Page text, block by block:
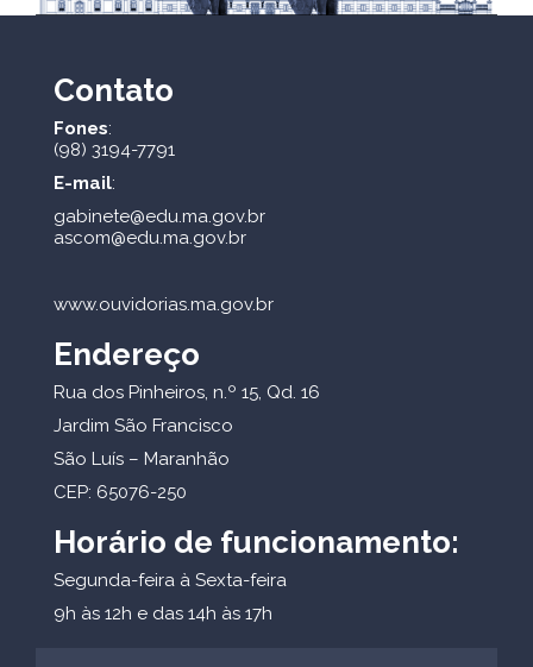
Contato
Fones:
(98) 3194-7791
E-mail:
gabinete@edu.ma.gov.br
ascom@edu.ma.gov.br
www.ouvidorias.ma.gov.br
Endereço
Rua dos Pinheiros, n.º 15, Qd. 16
Jardim São Francisco
São Luís – Maranhão
CEP: 65076-250
Horário de funcionamento:
Segunda-feira à Sexta-feira
9h às 12h e das 14h às 17h